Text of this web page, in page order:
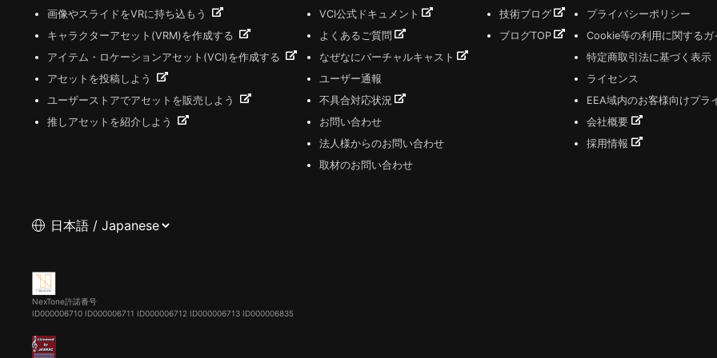
画像やスライドをVRに持ち込もう
キャラクターアセット(VRM)を作成する
アイテム・ロケーションアセット(VCI)を作成する
アセットを投稿しよう
ユーザーストアでアセットを販売しよう
推しアセットを紹介しよう
VCI公式ドキュメント
よくあるご質問
なぜなにバーチャルキャスト
ユーザー通報
不具合対応状況
お問い合わせ
法人様からのお問い合わせ
取材のお問い合わせ
技術ブログ
ブログTOP
プライバシーポリシー
Cookie等の利用に関するガ
特定商取引法に基づく表示
ライセンス
EEA域内のお客様向けプラ
会社概要
採用情報
NexTone許諾番号
ID000006710 ID000006711 ID000006712 ID000006713 ID000006835